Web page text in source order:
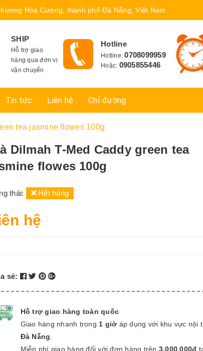
Hòa Cường, thành phố Đà Nẵng, Việt Nam
SHIP
Hỗ trợ giao
hàng qua đơn vị
vận chuyển
Hotline
Hotline:0708099959
Hoặc: 0905855446
Tin tức Liên hệ Chỉ đường
tea jasmine flowes 100g
Dilmah T-Med Caddy green tea
flowes 100g
thái: Hết hàng
hệ
sẻ:
Hỗ trợ giao hàng toàn quốc
Giao hàng nhanh trong 1 giờ áp dụng với khu vực nội
Đà Nẵng
Miễn phí giao hàng đối với đơn hàng trên 3.000.000đ